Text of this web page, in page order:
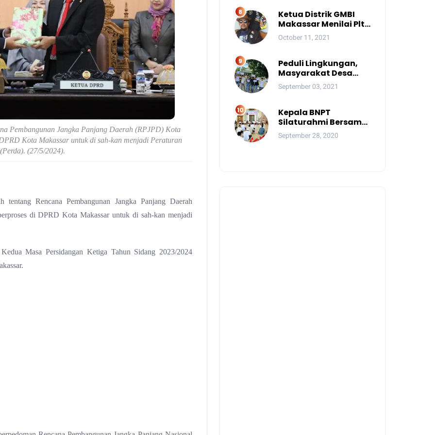
Pembangunan Jangka Panjang Daerah (RPJPD) Kota
Kota Makassar untuk di sah-kan menjadi Peraturan
(27/5/2024).
Rencana Pembangunan Jangka Panjang Daerah
di DPRD Kota Makassar untuk di sah-kan menjadi
Masa Persidangan Ketiga Tahun Sidang 2023/2024
Ketua Distrik GMBI
Makassar Menilai Plt.
Kasatpol PP
Makassar Melanggar
October 11, 2021
Peduli Lingkungan,
Masyarakat Desa
Tindang Blokade
Jalan dan Lokasi
September 03, 2021
Kepala BNPT
Silaturahmi Bersama
Pimpinan Pondok
Pesantren Se-Sulsel
September 28, 2020